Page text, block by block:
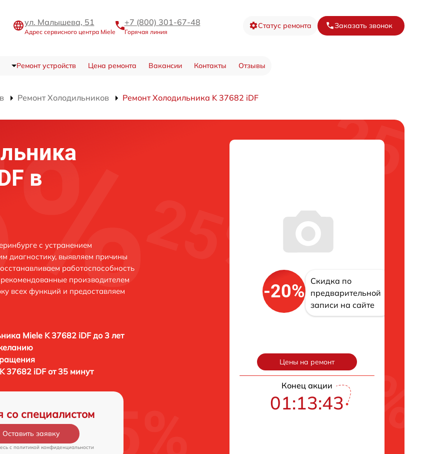
ул. Малышева, 51
Адрес сервисного центра Miele
+7 (800) 301-67-48
Горячая линия
Статус ремонта Заказать звонок
Ремонт устройств Цена ремонта Вакансии Контакты Отзывы
Ремонт Холодильников Ремонт Холодильника K 37682 iDF
в
с устранением
диагностику, выявляем причины
работоспособность
производителем
всех функций и предоставляем
Miele K 37682 iDF до 3 лет
37682 iDF от 35 минут
со специалистом
Оставить заявку
c политикой конфиденциальности
-20%
Скидка по
предварительной
записи на сайте
Цены на ремонт
Конец акции
01:13:42